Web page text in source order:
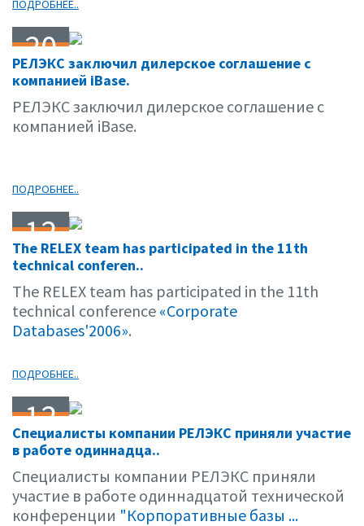
ПОДРОБНЕЕ..
20
04.06
РЕЛЭКС заключил дилерское соглашение с
компанией iBase.
РЕЛЭКС заключил дилерское соглашение с
компанией iBase.
ПОДРОБНЕЕ..
12
04.06
The RELEX team has participated in the 11th
technical conferen..
The RELEX team has participated in the 11th
technical conference «Corporate
Databases'2006».
ПОДРОБНЕЕ..
12
04.06
Специалисты компании РЕЛЭКС приняли участие
в работе одиннадца..
Специалисты компании РЕЛЭКС приняли
участие в работе одиннадцатой технической
конференции "Корпоративные базы ...